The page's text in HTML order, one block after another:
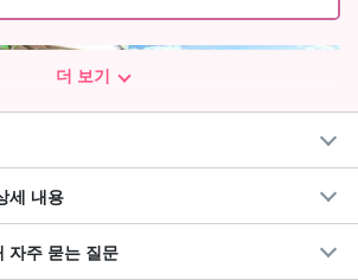
더 보기
세 내용
자주 묻는 질문